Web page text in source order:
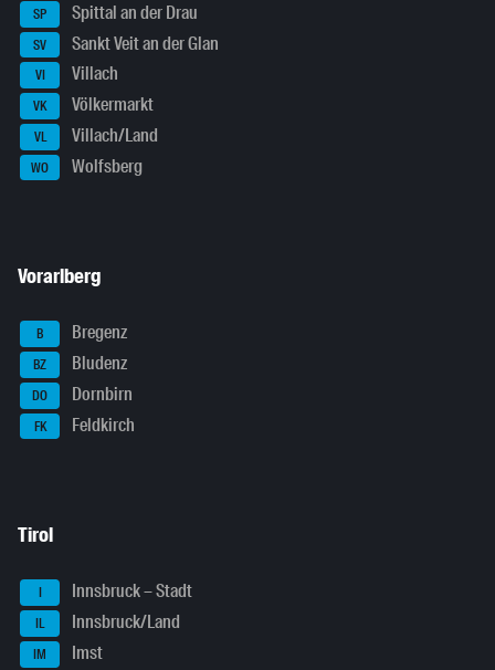
SP Spittal an der Drau
SV Sankt Veit an der Glan
VI Villach
VK Völkermarkt
VL Villach/Land
WO Wolfsberg
Vorarlberg
B Bregenz
BZ Bludenz
DO Dornbirn
FK Feldkirch
Tirol
I Innsbruck – Stadt
IL Innsbruck/Land
IM Imst